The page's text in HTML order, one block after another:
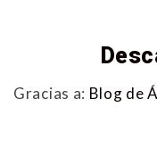
Gracias a: Blog de